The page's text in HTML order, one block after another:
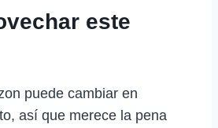
este
puede cambiar en
así que merece la pena